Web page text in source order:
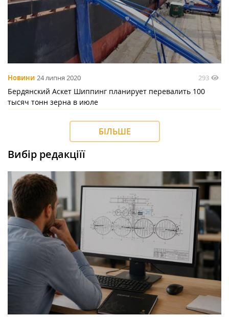
Новини 24 липня 2020 293
Бердянский Аскет Шиппинг планирует перевалить 100
тысяч тонн зерна в июле
БІЛЬШЕ
Вибір редакціїї